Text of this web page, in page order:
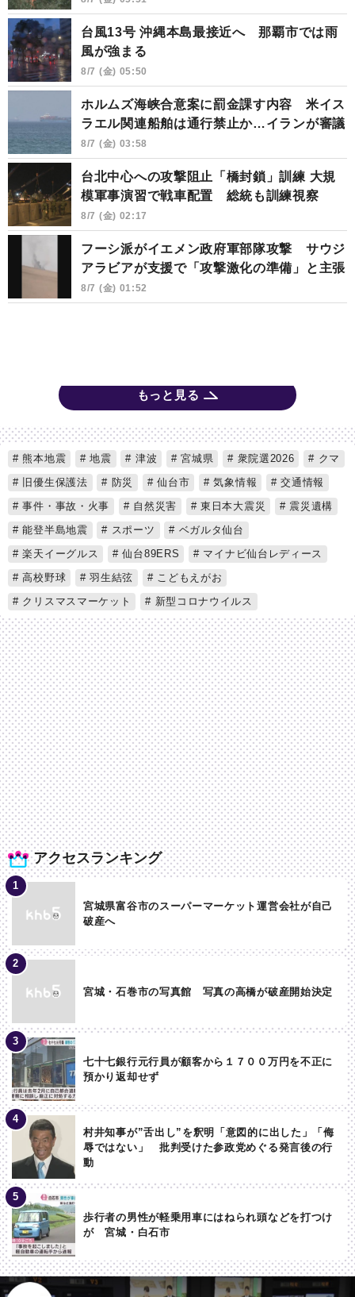
台風13号 沖縄本島最接近へ 那覇市では雨
風が強まる
8/7 (金) 05:50
ホルムズ海峡合意案に罰金課す内容 米イス
ラエル関連船舶は通行禁止か…イランが審議
8/7 (金) 03:58
台北中心への攻撃阻止「橋封鎖」訓練 大規
模軍事演習で戦車配置 総統も訓練視察
8/7 (金) 02:17
フーシ派がイエメン政府軍部隊攻撃 サウジ
アラビアが支援で「攻撃激化の準備」と主張
8/7 (金) 01:52
もっと見る
アクセスランキング
宮城県富谷市のスーパーマーケット運営会社が自己
破産へ
宮城・石巻市の写真館 写真の高橋が破産開始決定
七十七銀行元行員が顧客から１７００万円を不正に
預かり返却せず
村井知事が”舌出し”を釈明「意図的に出した」「侮
辱ではない」 批判受けた参政党めぐる発言後の行
動
歩行者の男性が軽乗用車にはねられ頭などを打つけ
が 宮城・白石市
熊本地震 地震 津波 宮城県 衆院選2026
クマ
旧優生保護法
防災 仙台市 気象情報
交通情報
事件・事故・火事
自然災害 東日本大震災
震災遺構
能登半島地震
スポーツ
ベガルタ仙台
楽天イーグルス
仙台89ERS
マイナビ仙台レディース
高校野球
羽生結弦
こどもえがお
クリスマスマーケット
新型コロナウイルス